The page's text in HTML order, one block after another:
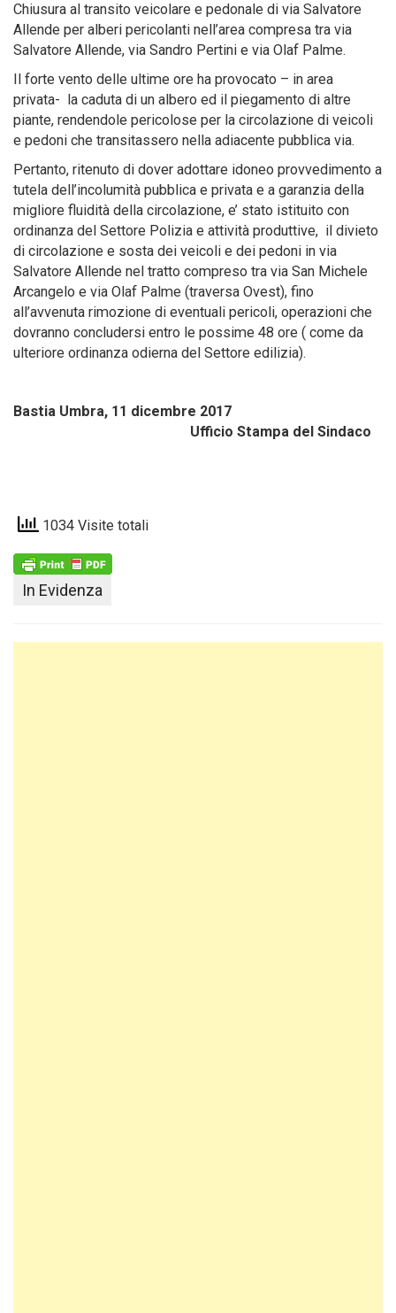
Chiusura al transito veicolare e pedonale di via Salvatore
Allende per alberi pericolanti nell’area compresa tra via
Salvatore Allende, via Sandro Pertini e via Olaf Palme.
Il forte vento delle ultime ore ha provocato – in area
privata- la caduta di un albero ed il piegamento di altre
piante, rendendole pericolose per la circolazione di veicoli
e pedoni che transitassero nella adiacente pubblica via.
Pertanto, ritenuto di dover adottare idoneo provvedimento a
tutela dell’incolumità pubblica e privata e a garanzia della
migliore fluidità della circolazione, e’ stato istituito con
ordinanza del Settore Polizia e attività produttive, il divieto
di circolazione e sosta dei veicoli e dei pedoni in via
Salvatore Allende nel tratto compreso tra via San Michele
Arcangelo e via Olaf Palme (traversa Ovest), fino
all’avvenuta rimozione di eventuali pericoli, operazioni che
dovranno concludersi entro le possime 48 ore ( come da
ulteriore ordinanza odierna del Settore edilizia).
Bastia Umbra, 11 dicembre 2017
Ufficio Stampa del Sindaco
1034 Visite totali
In Evidenza